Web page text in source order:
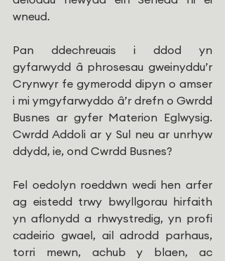
wneud.
Pan ddechreuais i ddod yn
gyfarwydd â phrosesau gweinyddu’r
Crynwyr fe gymerodd dipyn o amser
i mi ymgyfarwyddo â’r drefn o Gwrdd
Busnes ar gyfer Materion Eglwysig.
Cwrdd Addoli ar y Sul neu ar unrhyw
ddydd, ie, ond Cwrdd Busnes?
Fel oedolyn roeddwn wedi hen arfer
ag eistedd trwy bwyllgorau hirfaith
yn aflonydd a rhwystredig, yn profi
cadeirio gwael, ail adrodd parhaus,
torri mewn, achub y blaen, ac